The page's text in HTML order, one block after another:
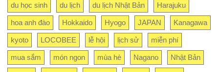
du học sinh du lịch du lịch Nhật Bản Harajuku
hoa anh đào Hokkaido Hyogo JAPAN Kanagawa
kyoto LOCOBEE lễ hội lịch sử miễn phí
mua sắm món ngon mùa hè Nagano Nhật Bản